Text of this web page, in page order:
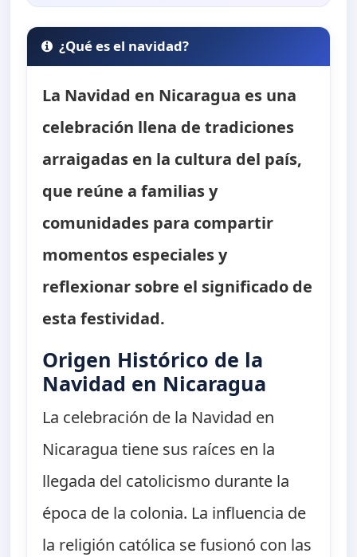
¿Qué es el navidad?
La Navidad en Nicaragua es una
celebración llena de tradiciones
arraigadas en la cultura del país,
que reúne a familias y
comunidades para compartir
momentos especiales y
reflexionar sobre el significado de
esta festividad.
Origen Histórico de la
Navidad en Nicaragua
La celebración de la Navidad en
Nicaragua tiene sus raíces en la
llegada del catolicismo durante la
época de la colonia. La influencia de
la religión católica se fusionó con las